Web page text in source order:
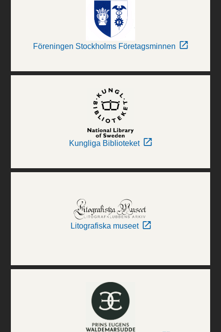
Föreningen Stockholms Företagsminnen
Kungliga Biblioteket
Litografiska museet